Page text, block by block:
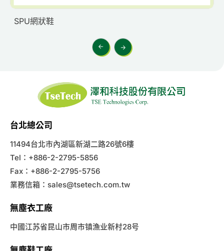
SPU網狀鞋
台北總公司
11494台北市內湖區新湖二路26號6樓
Tel：+886-2-2795-5856
Fax：+886-2-2795-5756
業務信箱： sales@tsetech.com.tw
無塵衣工廠
中國江苏省昆山市周市镇漁业新村28号